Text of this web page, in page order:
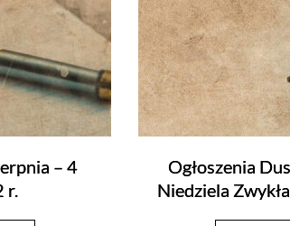
– 4
r.
Ogłoszenia
Niedziela